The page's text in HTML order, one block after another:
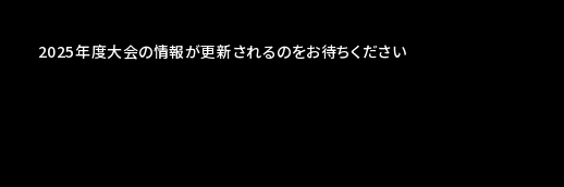
2025年度大会の情報が更新されるのをお待ちください